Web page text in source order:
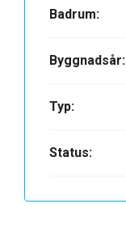
Badrum:
Byggnadsår:
Typ:
Status: